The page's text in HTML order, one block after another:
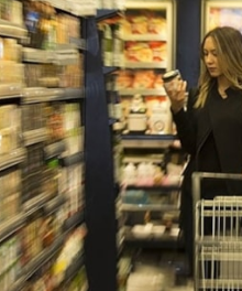
Kasım